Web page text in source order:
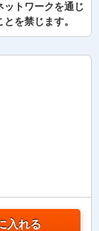
ットワークを通じ
を禁じます。
入れる